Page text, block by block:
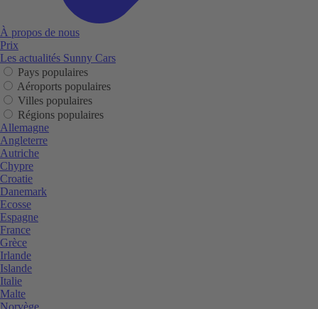
À propos de nous
Prix
Les actualités Sunny Cars
Pays populaires
Aéroports populaires
Villes populaires
Régions populaires
Allemagne
Angleterre
Autriche
Chypre
Croatie
Danemark
Ecosse
Espagne
France
Grèce
Irlande
Islande
Italie
Malte
Norvège